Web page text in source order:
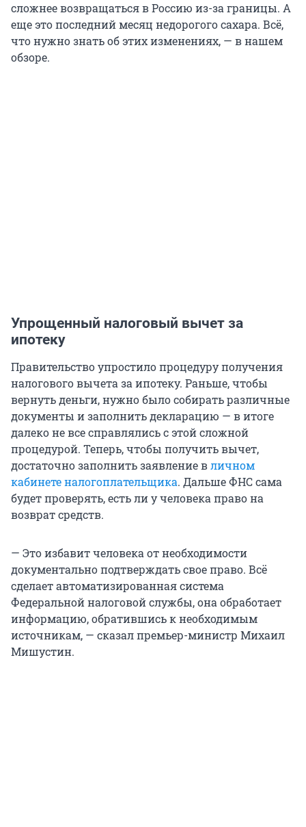
сложнее возвращаться в Россию из-за границы. А
еще это последний месяц недорогого сахара. Всё,
что нужно знать об этих изменениях, — в нашем
обзоре.
Упрощенный налоговый вычет за
ипотеку
Правительство упростило процедуру получения
налогового вычета за ипотеку. Раньше, чтобы
вернуть деньги, нужно было собирать различные
документы и заполнить декларацию — в итоге
далеко не все справлялись с этой сложной
процедурой. Теперь, чтобы получить вычет,
достаточно заполнить заявление вличном
кабинете налогоплательщика. Дальше ФНС сама
будет проверять, есть ли у человека право на
возврат средств.
— Это избавит человека от необходимости
документально подтверждать свое право. Всё
сделает автоматизированная система
Федеральной налоговой службы, она обработает
информацию, обратившись к необходимым
источникам, — сказал премьер-министр Михаил
Мишустин.